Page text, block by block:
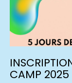
CAMP 2025